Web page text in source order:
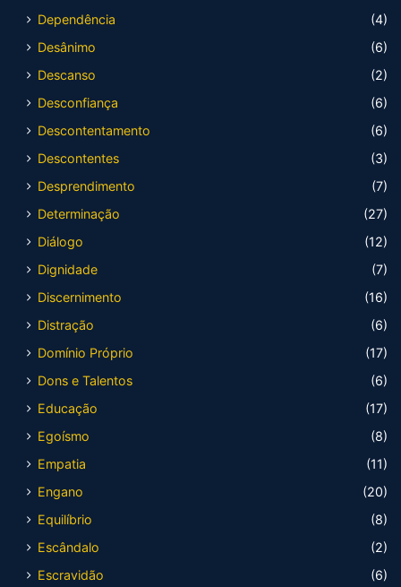
Dependência
(4)
Desânimo
(6)
Descanso
(2)
Desconfiança
(6)
Descontentamento
(6)
Descontentes
(3)
Desprendimento
(7)
Determinação
(27)
Diálogo
(12)
Dignidade
(7)
Discernimento
(16)
Distração
(6)
Domínio Próprio
(17)
Dons e Talentos
(6)
Educação
(17)
Egoísmo
(8)
Empatia
(11)
Engano
(20)
Equilíbrio
(8)
Escândalo
(2)
Escravidão
(6)